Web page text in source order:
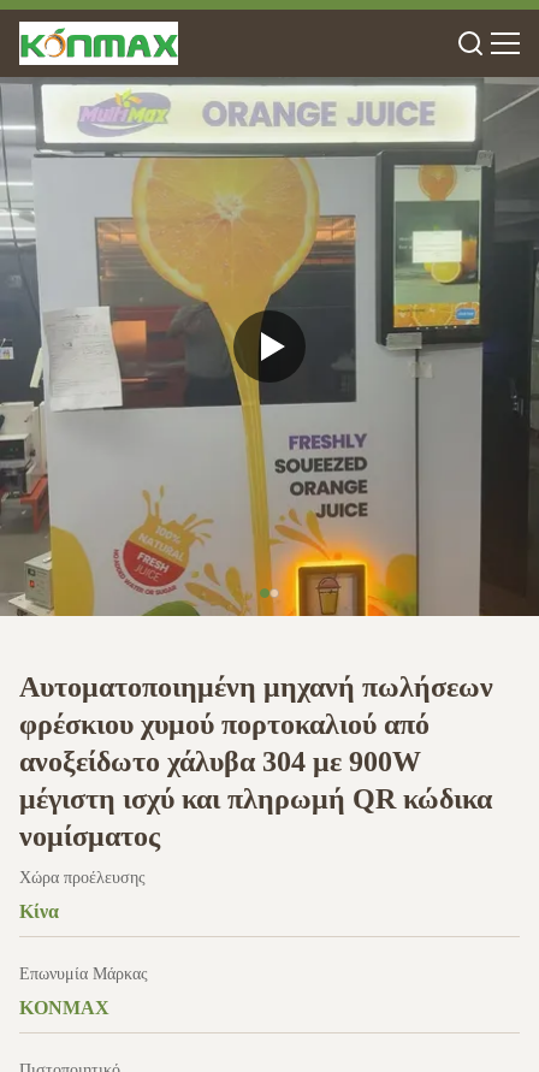
Αυτοματοποιημένη μηχανή πωλήσεων
φρέσκιου χυμού πορτοκαλιού από
ανοξείδωτο χάλυβα 304 με 900W
μέγιστη ισχύ και πληρωμή QR κώδικα
νομίσματος
Χώρα προέλευσης
Κίνα
Επωνυμία Μάρκας
KONMAX